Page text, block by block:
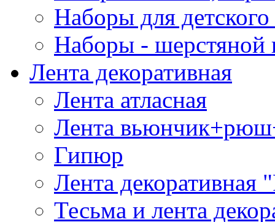
Наборы для
Наборы - шерстяной
Лента декоративная
Лента атласная
Лента
Гипюр
Лента декоративная
Тесьма и лента